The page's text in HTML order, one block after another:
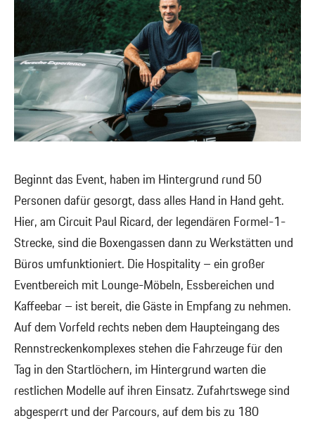
Beginnt das Event, haben im Hintergrund rund 50
Personen dafür gesorgt, dass alles Hand in Hand geht.
Hier, am Circuit Paul Ricard, der legendären Formel-1-
Strecke, sind die Boxengassen dann zu Werkstätten und
Büros umfunktioniert. Die Hospitality – ein großer
Eventbereich mit Lounge-Möbeln, Essbereichen und
Kaffeebar – ist bereit, die Gäste in Empfang zu nehmen.
Auf dem Vorfeld rechts neben dem Haupteingang des
Rennstreckenkomplexes stehen die Fahrzeuge für den
Tag in den Startlöchern, im Hintergrund warten die
restlichen Modelle auf ihren Einsatz. Zufahrtswege sind
abgesperrt und der Parcours, auf dem bis zu 180